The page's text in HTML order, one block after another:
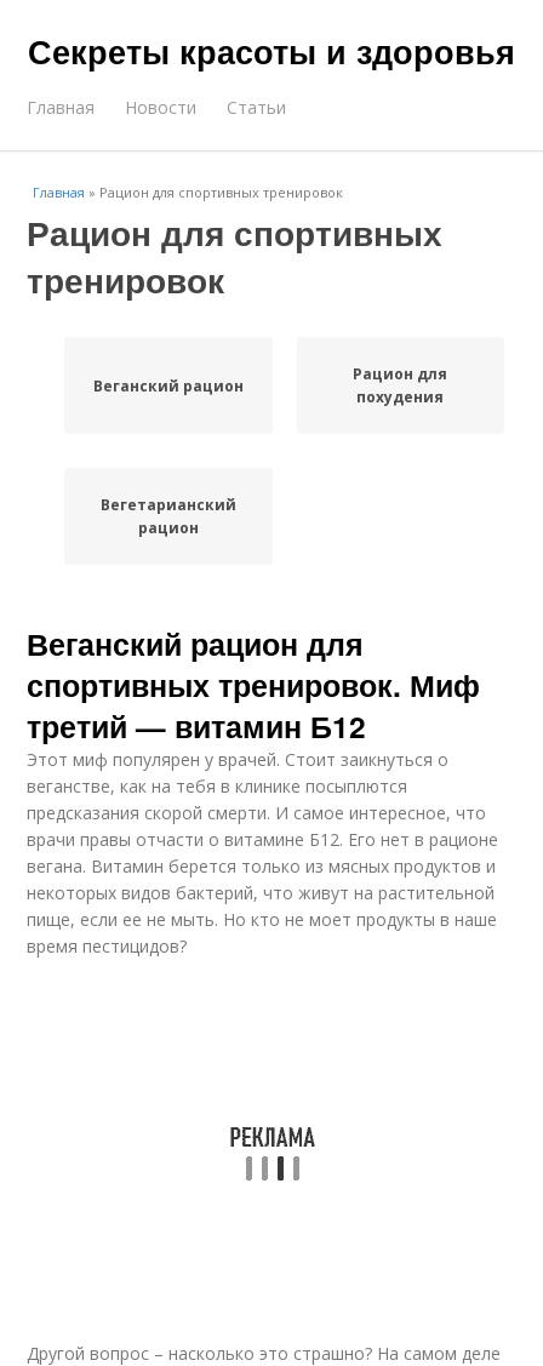
Секреты красоты и здоровья
Главная Новости Статьи
Главная » Рацион для спортивных тренировок
Рацион для спортивных
тренировок
Веганский рацион
Рацион для
похудения
Вегетарианский
рацион
Веганский рацион для
спортивных тренировок. Миф
третий — витамин Б12
Этот миф популярен у врачей. Стоит заикнуться о
веганстве, как на тебя в клинике посыплются
предсказания скорой смерти. И самое интересное, что
врачи правы отчасти о витамине Б12. Его нет в рационе
вегана. Витамин берется только из мясных продуктов и
некоторых видов бактерий, что живут на растительной
пище, если ее не мыть. Но кто не моет продукты в наше
время пестицидов?
Другой вопрос – насколько это страшно? На самом деле